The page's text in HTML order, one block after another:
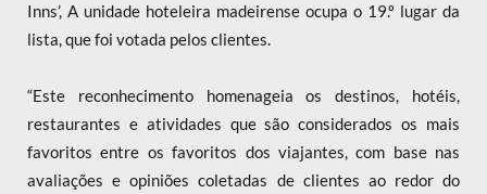
Inns’, A unidade hoteleira madeirense ocupa o 19.º lugar da
lista, que foi votada pelos clientes.
“Este reconhecimento homenageia os destinos, hotéis,
restaurantes e atividades que são considerados os mais
favoritos entre os favoritos dos viajantes, com base nas
avaliações e opiniões coletadas de clientes ao redor do